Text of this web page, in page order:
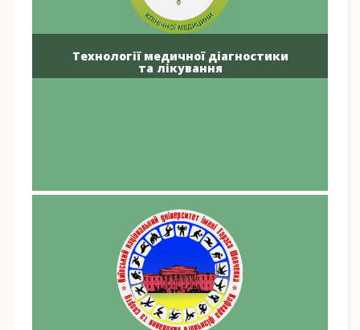
Технології медичної діагностики
та лікування